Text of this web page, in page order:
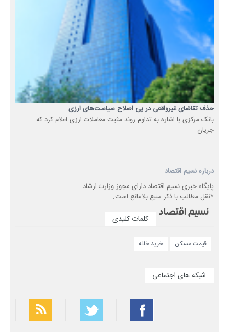
حذف تقاضای غیرواقعی در پی اصلاح سیاست‌های ارزی
بانک مرکزی با اشاره به تداوم روند مثبت معاملات ارزی اعلام کرد که
جریان...
درباره نسیم اقتصاد
پایگاه خبری نسیم اقتصاد دارای مجوز وزارت ارشاد
*نقل مطالب با ذکر منبع بلامانع است.
کلمات کلیدی
قیمت مسکن خرید خانه
شبکه های اجتماعی